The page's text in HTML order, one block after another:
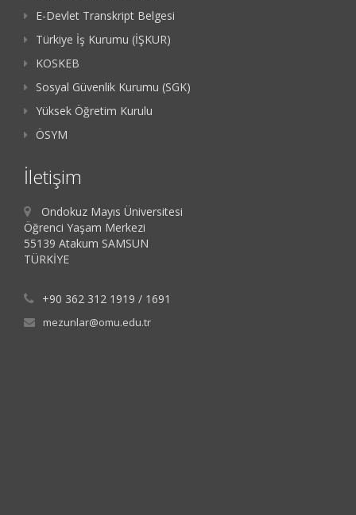
E-Devlet Transkript Belgesi
Türkiye İş Kurumu (İŞKUR)
KOSKEB
Sosyal Güvenlik Kurumu (SGK)
Yüksek Öğretim Kurulu
ÖSYM
İletişim
Ondokuz Mayıs Üniversitesi
Öğrenci Yaşam Merkezi
55139 Atakum SAMSUN
TÜRKİYE
+90 362 312 1919 / 1691
mezunlar@omu.edu.tr